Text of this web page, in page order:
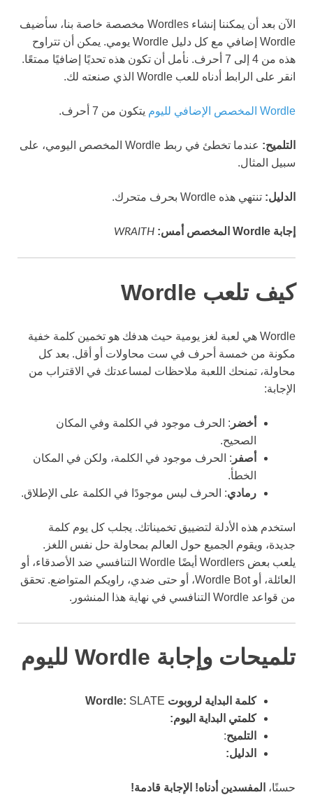
الآن بعد أن يمكننا إنشاء Wordles مخصصة خاصة بنا، سأضيف
Wordle إضافي مع كل دليل Wordle يومي. يمكن أن تتراوح
هذه من 4 إلى 7 أحرف. نأمل أن تكون هذه تحديًا إضافيًا ممتعًا.
انقر على الرابط أدناه للعب Wordle الذي صنعته لك.
Wordle المخصص الإضافي لليوم يتكون من 7 أحرف.
التلميح:
عندما تخطئ في ربط Wordle المخصص اليومي، على
سبيل المثال.
الدليل: تنتهي هذه Wordle بحرف متحرك.
إجابة Wordle المخصص أمس:
كيف تلعب Wordle
Wordle هي لعبة لغز يومية حيث هدفك هو تخمين كلمة خفية
مكونة من خمسة أحرف في ست محاولات أو أقل. بعد كل
محاولة، تمنحك اللعبة ملاحظات لمساعدتك في الاقتراب من
الإجابة:
أخضر : الحرف موجود في الكلمة وفي المكان
الصحيح.
أصفر : الحرف موجود في الكلمة، ولكن في المكان
الخطأ.
رمادي: الحرف ليس موجودًا في الكلمة على الإطلاق.
استخدم هذه الأدلة لتضييق تخميناتك. يجلب كل يوم كلمة
جديدة، ويقوم الجميع حول العالم بمحاولة حل نفس اللغز.
يلعب بعض Wordlers أيضًا Wordle التنافسي ضد الأصدقاء، أو
العائلة، أو Wordle Bot، أو حتى ضدي، راويكم المتواضع. تحقق
من قواعد Wordle التنافسي في نهاية هذا المنشور.
تلميحات وإجابة Wordle لليوم
كلمة البداية لروبوت Wordle: SLATE
كلمتي البداية اليوم:
التلميح:
الدليل:
حسنًا، المفسدين أدناه! الإجابة قادمة!